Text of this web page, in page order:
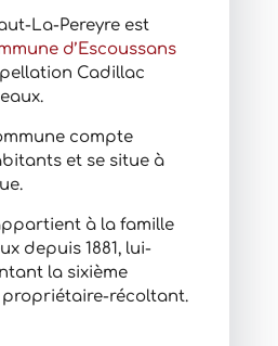
La-Pereyre est
d’Escoussans
Cadillac
compte
et se situe à
à la famille
depuis 1881, lui-
la sixième
récoltant.